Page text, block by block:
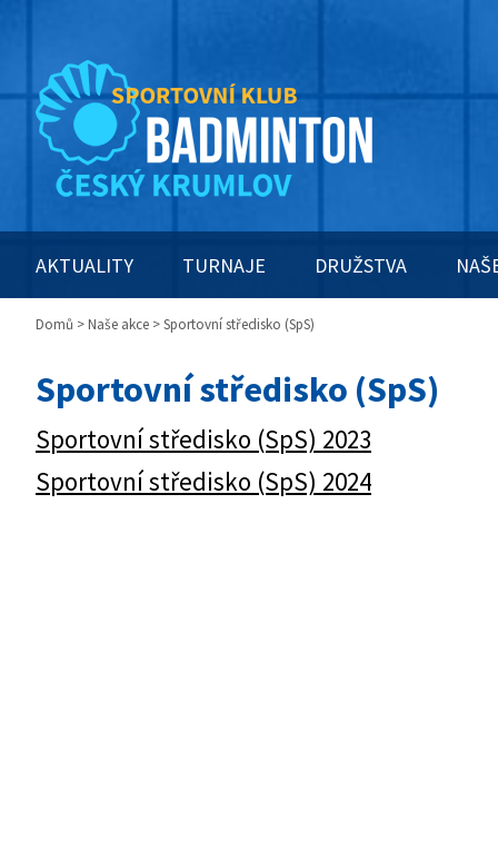
AKTUALITY TURNAJE DRUŽSTVA
Domů > Naše akce > Sportovní středisko (SpS)
Sportovní středisko (SpS)
Sportovní středisko (SpS) 2023
Sportovní středisko (SpS) 2024